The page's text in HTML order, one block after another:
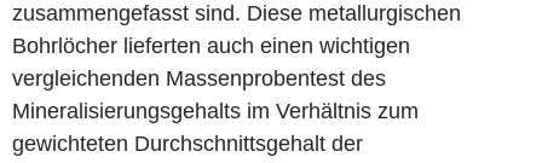
zusammengefasst sind. Diese metallurgischen
Bohrlöcher lieferten auch einen wichtigen
vergleichenden Massenprobentest des
Mineralisierungsgehalts im Verhältnis zum
gewichteten Durchschnittsgehalt der